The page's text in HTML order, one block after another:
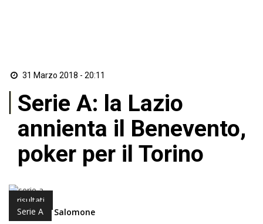
31 Marzo 2018 - 20:11
Serie A: la Lazio
annienta il Benevento,
poker per il Torino
risultati
Serie A
di Antonio Salomone